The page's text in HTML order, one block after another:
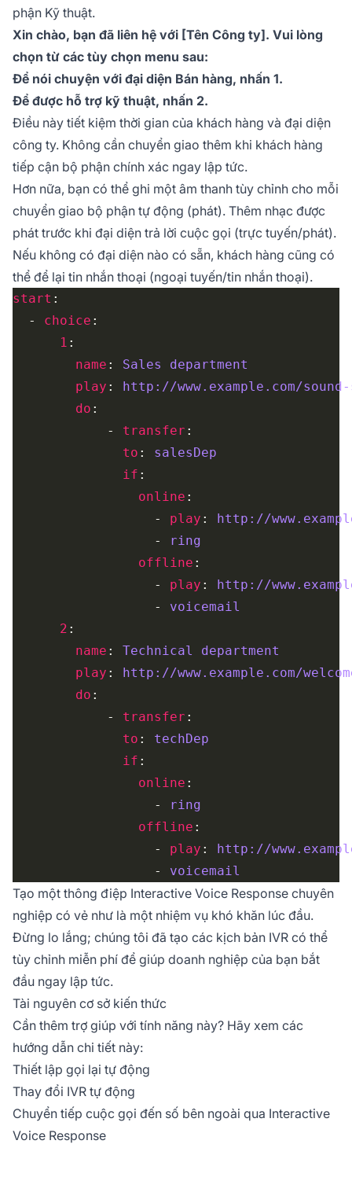
phận Kỹ thuật.
Xin chào, bạn đã liên hệ với [Tên Công ty]. Vui lòng
chọn từ các tùy chọn menu sau:
Để nói chuyện với đại diện Bán hàng, nhấn 1.
Để được hỗ trợ kỹ thuật, nhấn 2.
Điều này tiết kiệm thời gian của khách hàng và đại diện
công ty. Không cần chuyển giao thêm khi khách hàng
tiếp cận bộ phận chính xác ngay lập tức.
Hơn nữa, bạn có thể ghi một âm thanh tùy chỉnh cho mỗi
chuyển giao bộ phận tự động (phát). Thêm nhạc được
phát trước khi đại diện trả lời cuộc gọi (trực tuyến/phát).
Nếu không có đại diện nào có sẵn, khách hàng cũng có
thể để lại tin nhắn thoại (ngoại tuyến/tin nhắn thoại).
start
  -
choice
1
name : Sales department
play :
http://www.example.com/
do
            -
transfer
to : salesDep
if
online
                  -
play :
http://
                  -
ring
offline
                  -
play :
http://
                  -
voicemail
2
name : Technical department
play :
http://www.example.com/
do
            -
transfer
to : techDep
if
online
                  -
ring
offline
                  -
play :
http://
                  -
voicemail
Tạo một thông điệp Interactive Voice Response chuyên
nghiệp có vẻ như là một nhiệm vụ khó khăn lúc đầu.
Đừng lo lắng; chúng tôi đã tạo các kịch bản IVR có thể
tùy chỉnh miễn phí để giúp doanh nghiệp của bạn bắt
đầu ngay lập tức.
Tài nguyên cơ sở kiến thức
Cần thêm trợ giúp với tính năng này? Hãy xem các
hướng dẫn chi tiết này:
Thiết lập gọi lại tự động
Thay đổi IVR tự động
Chuyển tiếp cuộc gọi đến số bên ngoài qua Interactive
Voice Response